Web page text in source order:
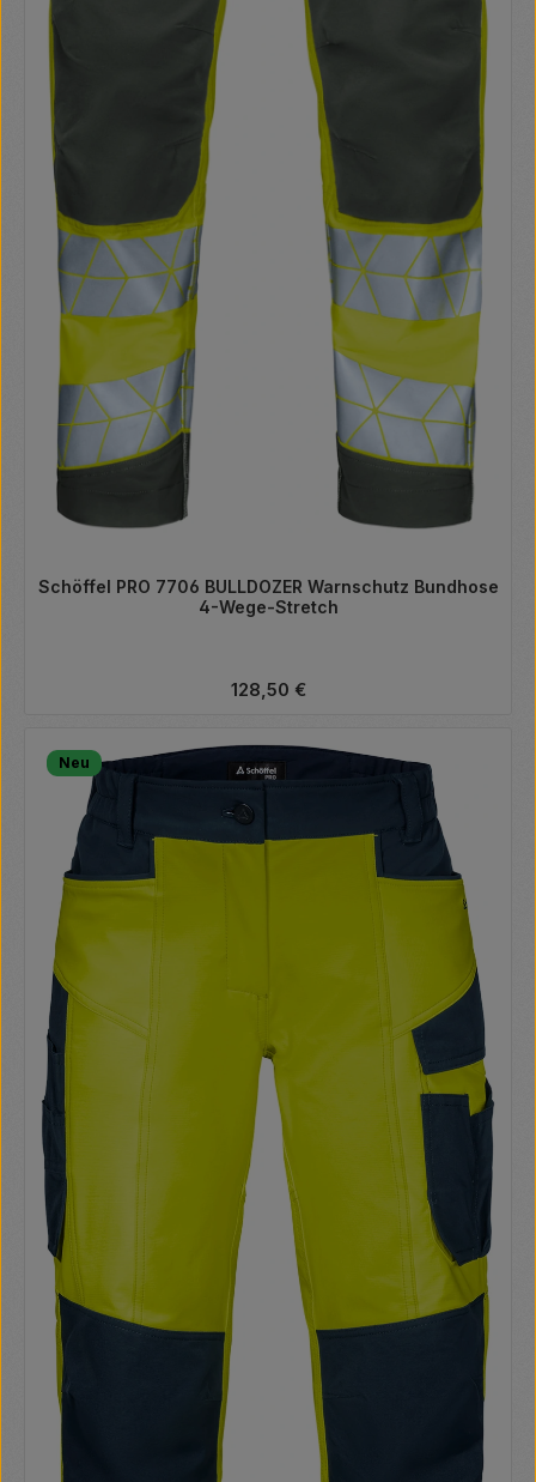
Schöffel PRO 7706 BULLDOZER Warnschutz Bundhose
4-Wege-Stretch
Regulärer Preis:
128,50 €
Neu